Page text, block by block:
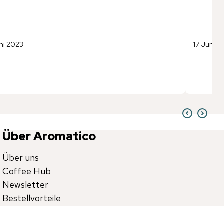
2023 17. Juni
Über Aromatico
Über uns
Coffee Hub
Newsletter
Bestellvorteile